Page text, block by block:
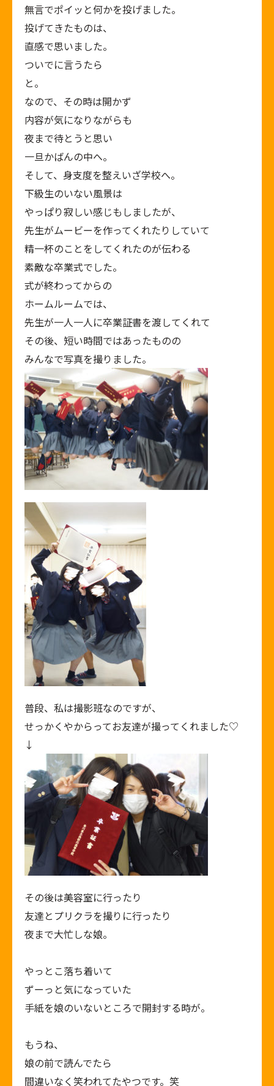
無言でポイッと何かを投げました。
投げてきたものは、
直感で思いました。
ついでに言うたら
と。
なので、その時は開かず
内容が気になりながらも
夜まで待とうと思い
一旦かばんの中へ。
そして、身支度を整えいざ学校へ。
下級生のいない風景は
やっぱり寂しい感じもしましたが、
先生がムービーを作ってくれたりしていて
精一杯のことをしてくれたのが伝わる
素敵な卒業式でした。
式が終わってからの
ホームルームでは、
先生が一人一人に卒業証書を渡してくれて
その後、短い時間ではあったものの
みんなで写真を撮りました。
普段、私は撮影班なのですが、
せっかくやからってお友達が撮ってくれました♡
↓
その後は美容室に行ったり
友達とプリクラを撮りに行ったり
夜まで大忙しな娘。
やっとこ落ち着いて
ずーっと気になっていた
手紙を娘のいないところで開封する時が。
もうね、
娘の前で読んでたら
間違いなく笑われてたやつです。笑